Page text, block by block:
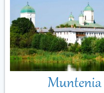
Muntenia